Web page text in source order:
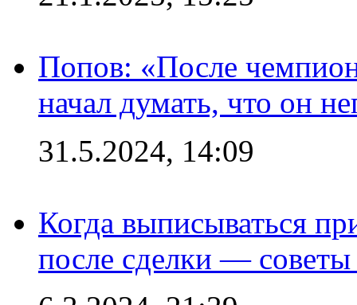
Попов: «После
начал думать, что он
31.5.2024, 14:09
Когда выписываться
после сделки —